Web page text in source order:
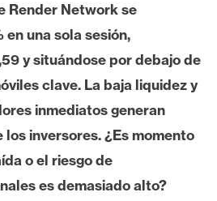
Render Network se
en una sola sesión,
y situándose por debajo de
clave. La baja liquidez y
inmediatos generan
inversores. ¿Es momento
o el riesgo de
es demasiado alto?